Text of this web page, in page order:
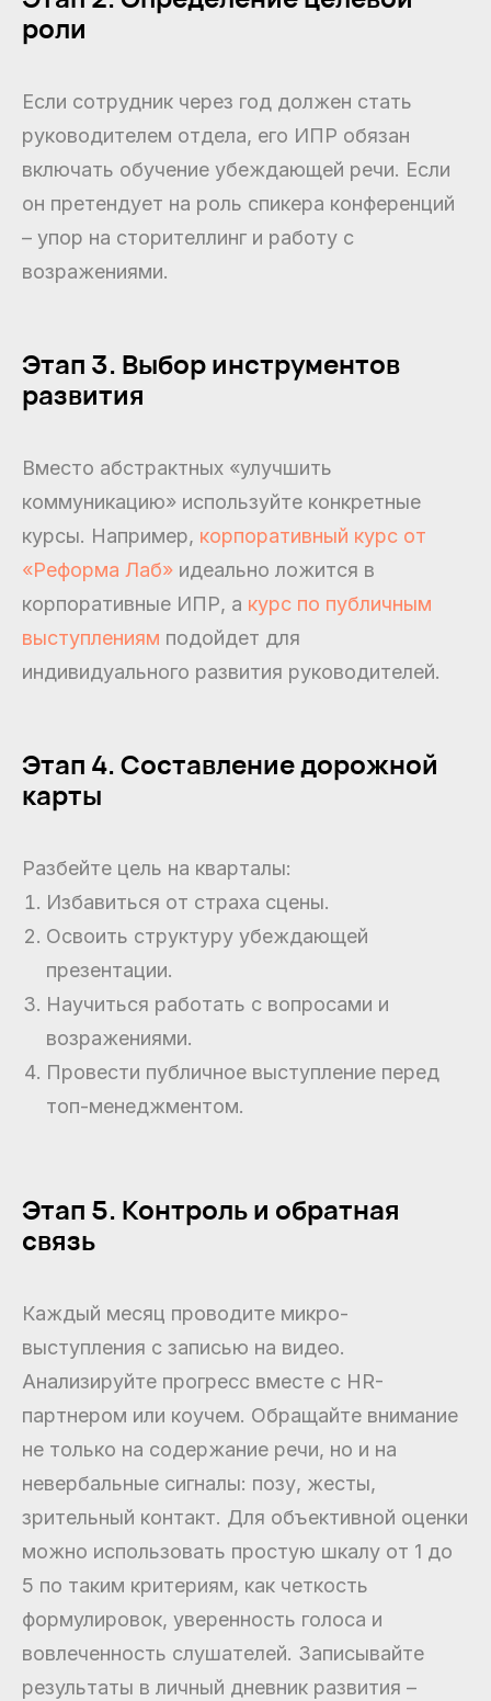
роли
Если сотрудник через год должен стать
руководителем отдела, его ИПР обязан
включать обучение убеждающей речи. Если
он претендует на роль спикера конференций
– упор на сторителлинг и работу с
возражениями.
Этап 3. Выбор инструментов
развития
Вместо абстрактных «улучшить
коммуникацию» используйте конкретные
курсы. Например, корпоративный курс от
«Реформа Лаб» идеально ложится в
корпоративные ИПР, а курс по публичным
выступлениям подойдет для
индивидуального развития руководителей.
Этап 4. Составление дорожной
карты
Разбейте цель на кварталы:
Избавиться от страха сцены.
Освоить структуру убеждающей
презентации.
Научиться работать с вопросами и
возражениями.
Провести публичное выступление перед
топ-менеджментом.
Этап 5. Контроль и обратная
связь
Каждый месяц проводите микро-
выступления с записью на видео.
Анализируйте прогресс вместе с HR-
партнером или коучем. Обращайте внимание
не только на содержание речи, но и на
невербальные сигналы: позу, жесты,
зрительный контакт. Для объективной оценки
можно использовать простую шкалу от 1 до
5 по таким критериям, как четкость
формулировок, уверенность голоса и
вовлеченность слушателей. Записывайте
результаты в личный дневник развития –